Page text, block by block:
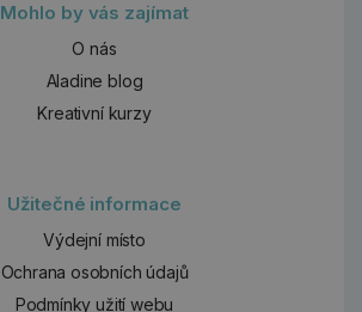
Mohlo by vás zajímat
O nás
Aladine blog
Kreativní kurzy
Užitečné informace
Výdejní místo
Ochrana osobních údajů
Podmínky užití webu